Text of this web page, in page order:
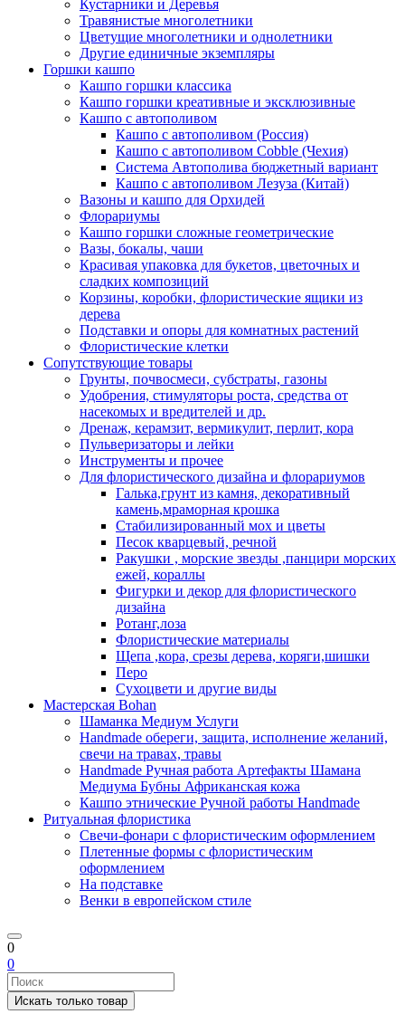
Кустарники и Деревья
Травянистые многолетники
Цветущие многолетники и однолетники
Другие единичные экземпляры
Горшки кашпо
Кашпо горшки классика
Кашпо горшки креативные и эксклюзивные
Кашпо с автополивом
Кашпо с автополивом (Россия)
Кашпо с автополивом Cobble (Чехия)
Система Автополива бюджетный вариант
Кашпо с автополивом Лезуза (Китай)
Вазоны и кашпо для Орхидей
Флорариумы
Кашпо горшки сложные геометрические
Вазы, бокалы, чаши
Красивая упаковка для букетов, цветочных и
сладких композиций
Корзины, коробки, флористические ящики из
дерева
Подставки и опоры для комнатных растений
Флористические клетки
Сопутствующие товары
Грунты, почвосмеси, субстраты, газоны
Удобрения, стимуляторы роста, средства от
насекомых и вредителей и др.
Дренаж, керамзит, вермикулит, перлит, кора
Пульверизаторы и лейки
Инструменты и прочее
Для флористического дизайна и флорариумов
Галька,грунт из камня, декоративный
камень,мраморная крошка
Стабилизированный мох и цветы
Песок кварцевый, речной
Ракушки , морские звезды ,панцири морских
ежей, кораллы
Фигурки и декор для флористического
дизайна
Ротанг,лоза
Флористические материалы
Щепа ,кора, срезы дерева, коряги,шишки
Перо
Сухоцвети и другие виды
Мастерская Bohan
Шаманка Медиум Услуги
Handmade обереги, защита, исполнение желаний,
свечи на травах, травы
Handmade Ручная работа Артефакты Шамана
Медиума Бубны Африканская кожа
Кашпо этнические Ручной работы Handmade
Ритуальная флористика
Свечи-фонари с флористическим оформлением
Плетенные формы с флористическим
оформлением
На подставке
Венки в европейском стиле
0
0
Искать только товар